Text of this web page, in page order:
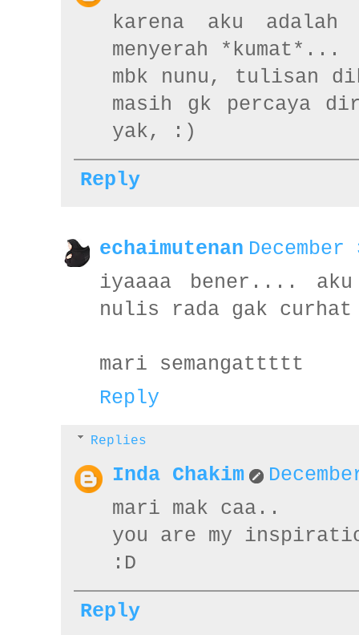
karena aku
menyerah *kumat*...
mbk nunu, tulisan
masih gk percaya
yak, :)
Reply
echaimutenan
iyaaaa bener....
nulis rada gak
mari semangattttt
Reply
Replies
Inda Chakim
mari mak caa..
you are my
:D
Reply